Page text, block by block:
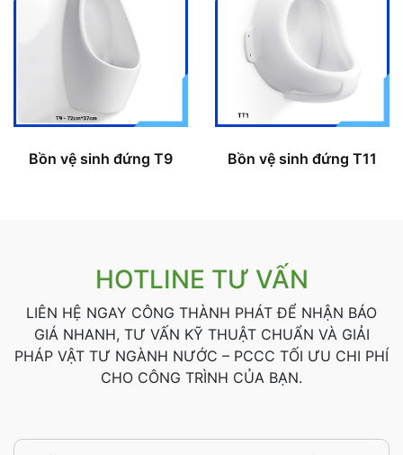
Bồn vệ sinh đứng T9 Bồn vệ sinh đứng T11
HOTLINE TƯ VẤN
LIÊN HỆ NGAY CÔNG THÀNH PHÁT ĐỂ NHẬN BÁO
GIÁ NHANH, TƯ VẤN KỸ THUẬT CHUẨN VÀ GIẢI
PHÁP VẬT TƯ NGÀNH NƯỚC – PCCC TỐI ƯU CHI PHÍ
CHO CÔNG TRÌNH CỦA BẠN.